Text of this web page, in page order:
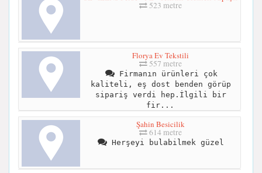
523 metre
Florya Ev Tekstili
557 metre
Firmanın ürünleri çok
kaliteli, eş dost benden görüp
sipariş verdi hep.İlgili bir
fir...
Şahin Besicilik
614 metre
Herşeyi bulabilmek güzel